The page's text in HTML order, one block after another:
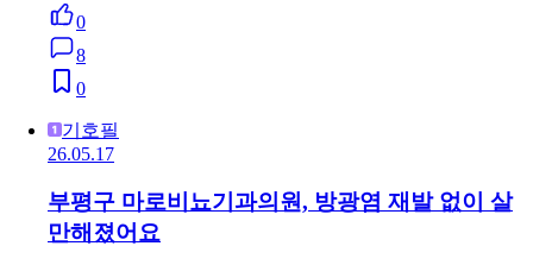
0
8
0
기호필
26.05.17
부평구 마로비뇨기과의원, 방광염 재발 없이 살
만해졌어요